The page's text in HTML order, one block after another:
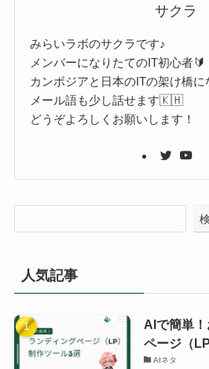
サクラ
みらいラボのサクラです♪
メンバーになりたてのIT初心者🔰
カンボジアと日本のITの架け橋
メール語も少し話せます🇰🇭
どうぞよろしくお願いします！
人気記事
AIで簡単
ページ（
AIネタ